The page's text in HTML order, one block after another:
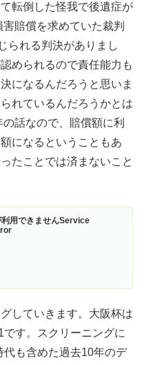
転倒した怪我で後遺症が
賠償を求めていた裁判
られる判決がありまし
められるので責任能力も
になるんだろうと思いま
れているんだろうかとは
話なので、賠償額に利
になるということもあ
たことでは済まないこと
用できませんService
していきます。大阪杯は
す。スクリーニングに
も含めた過去10年のデ